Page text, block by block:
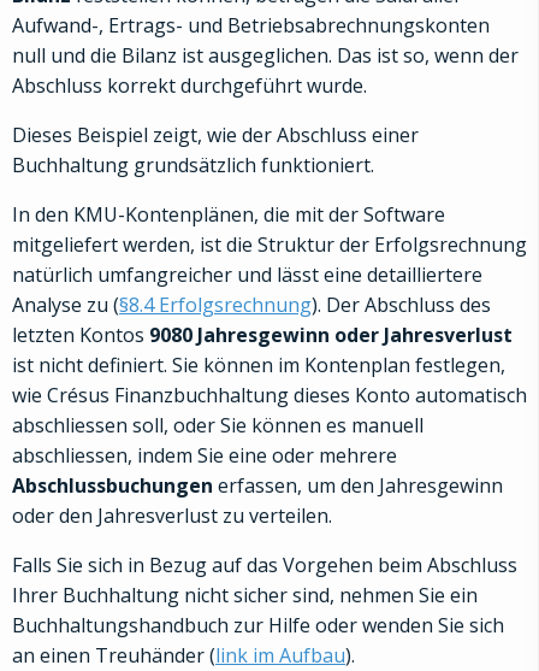
Aufwand-, Ertrags- und Betriebsabrechnungskonten
null und die Bilanz ist ausgeglichen. Das ist so, wenn der
Abschluss korrekt durchgeführt wurde.
Dieses Beispiel zeigt, wie der Abschluss einer
Buchhaltung grundsätzlich funktioniert.
In den KMU-Kontenplänen, die mit der Software
mitgeliefert werden, ist die Struktur der Erfolgsrechnung
natürlich umfangreicher und lässt eine detailliertere
Analyse zu (§8.4 Erfolgsrechnung). Der Abschluss des
letzten Kontos 9080 Jahresgewinn oder Jahresverlust
ist nicht definiert. Sie können im Kontenplan festlegen,
wie Crésus Finanzbuchhaltung dieses Konto automatisch
abschliessen soll, oder Sie können es manuell
abschliessen, indem Sie eine oder mehrere
Abschlussbuchungen erfassen, um den Jahresgewinn
oder den Jahresverlust zu verteilen.
Falls Sie sich in Bezug auf das Vorgehen beim Abschluss
Ihrer Buchhaltung nicht sicher sind, nehmen Sie ein
Buchhaltungshandbuch zur Hilfe oder wenden Sie sich
an einen Treuhänder (link im Aufbau).